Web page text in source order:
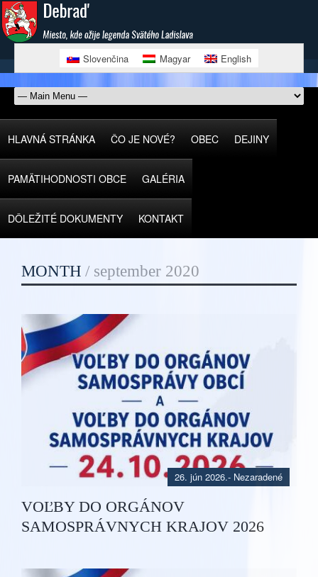
Slovenčina Magyar English
HLAVNÁ STRÁNKA ČO JE NOVÉ? OBEC DEJINY
PAMÄTIHODNOSTI OBCE GALÉRIA
DÔLEŽITÉ DOKUMENTY KONTAKT
MONTH / september 2020
- Nezaradené
26. jún 2026.
VOĽBY DO ORGÁNOV
SAMOSPRÁVNYCH KRAJOV 2026